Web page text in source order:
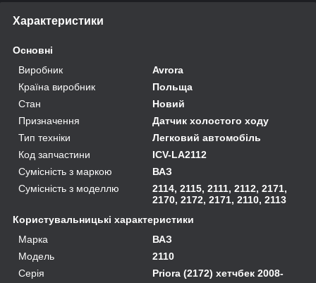
Характеристики
Основні
Виробник
Avrora
Країна виробник
Польща
Стан
Новий
Призначення
Датчик холостого ходу
Тип техніки
Легковий автомобіль
Код запчастини
ICV-LA2112
Сумісність з маркою
ВАЗ
Сумісність з моделлю
2114, 2115, 2111, 2112, 2171,
2170, 2172, 2171, 2110, 2113
Користувальницькі характеристики
Марка
ВАЗ
Модель
2110
Серія
Priora (2172) хетчбек 2008-